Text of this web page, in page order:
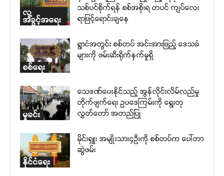
လူ့
အခွင့်အရေး
သစ်ပင်စိုက်ရန် စစ်အစိုးရ တပင် ကျပ်လေး
ရာဖြင့်ရောင်းချနေ
စစ်ရေး
ရွာငံအတွင်း စစ်တပ် အင်းအားဖြည့် ဒေသခံ
များကို ဖမ်းဆီးရိုက်နှက်မှုရှိ
မှုခင်း
သေဒဏ်ပေးနိုင်သည့် အွန်လိုင်းလိမ်လည်မှု
တိုက်ဖျက်ရေး ဥပဒေကြမ်းကို ရွေးတု
လွှတ်တော် အတည်ပြု
နိုင်ငံရေး
မိုင်းရှူး အမျိုးသား၄ဉီးကို စစ်တပ်က ပေါ်တာ
ဆွဲဖမ်း